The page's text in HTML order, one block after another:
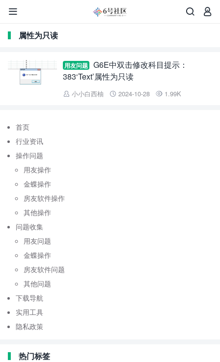



属性为只读
用友问题
G6E中双击修改科目提示：
383‘Text’属性为只读
 小小白西柚  2024-10-28  1.99K
首页
行业资讯
操作问题
用友操作
金蝶操作
房友软件操作
其他操作
问题收集
用友问题
金蝶操作
房友软件问题
其他问题
下载导航
实用工具
隐私政策
热门标签